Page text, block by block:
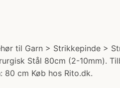
til Garn > Strikkepinde >
Stål 80cm (2-10mm).
80 cm Køb hos Rito.dk.